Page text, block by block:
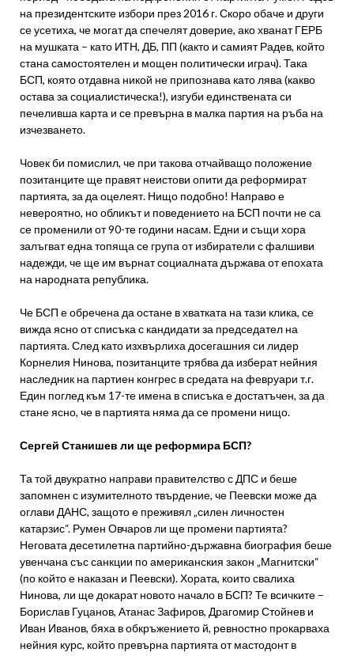
на президентските избори през 2016 г. Скоро обаче и други
се усетиха, че могат да спечелят доверие, ако хванат ГЕРБ
на мушката – като ИТН, ДБ, ПП (както и самият Радев, който
стана самостоятелен и мощен политически играч). Така
БСП, която отдавна никой не припознава като лява (какво
остава за социалистическа!), изгуби единствената си
печеливша карта и се превърна в малка партия на ръба на
изчезването.
Човек би помислил, че при такова отчайващо положение
позитанците ще правят неистови опити да реформират
партията, за да оцелеят. Нищо подобно! Направо е
невероятно, но обликът и поведението на БСП почти не са
се променили от 90-те години насам. Едни и същи хора
залъгват една топяща се група от избиратели с фалшиви
надежди, че ще им върнат социалната държава от епохата
на народната република.
Че БСП е обречена да остане в хватката на тази клика, се
вижда ясно от списъка с кандидати за председател на
партията. След като изхвърлиха досегашния си лидер
Корнелия Нинова, позитанците трябва да изберат нейния
наследник на партиен конгрес в средата на февруари т.г.
Един поглед към 17-те имена в списъка е достатъчен, за да
стане ясно, че в партията няма да се промени нищо.
Сергей Станишев ли ще реформира БСП?
Та той двукратно направи правителство с ДПС и беше
запомнен с изумителното твърдение, че Пеевски може да
оглави ДАНС, защото е преживял „силен личностен
катарзис“. Румен Овчаров ли ще промени партията?
Неговата десетилетна партийно-държавна биография беше
увенчана със санкции по американския закон „Магнитски“
(по който е наказан и Пеевски). Хората, които свалиха
Нинова, ли ще докарат новото начало в БСП? Те всичките –
Борислав Гуцанов, Атанас Зафиров, Драгомир Стойнев и
Иван Иванов, бяха в обкръжението й, ревностно прокарваха
нейния курс, който превърна партията от мастодонт в